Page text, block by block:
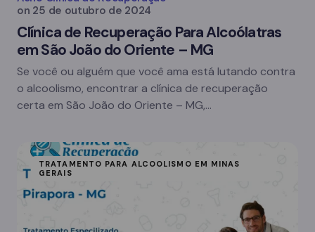
on 25 de outubro de 2024
Clínica de Recuperação Para Alcoólatras
em São João do Oriente – MG
Se você ou alguém que você ama está lutando contra
o alcoolismo, encontrar a clínica de recuperação
certa em São João do Oriente – MG,…
TRATAMENTO PARA ALCOOLISMO EM MINAS
GERAIS